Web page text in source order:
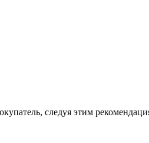
следуя этим